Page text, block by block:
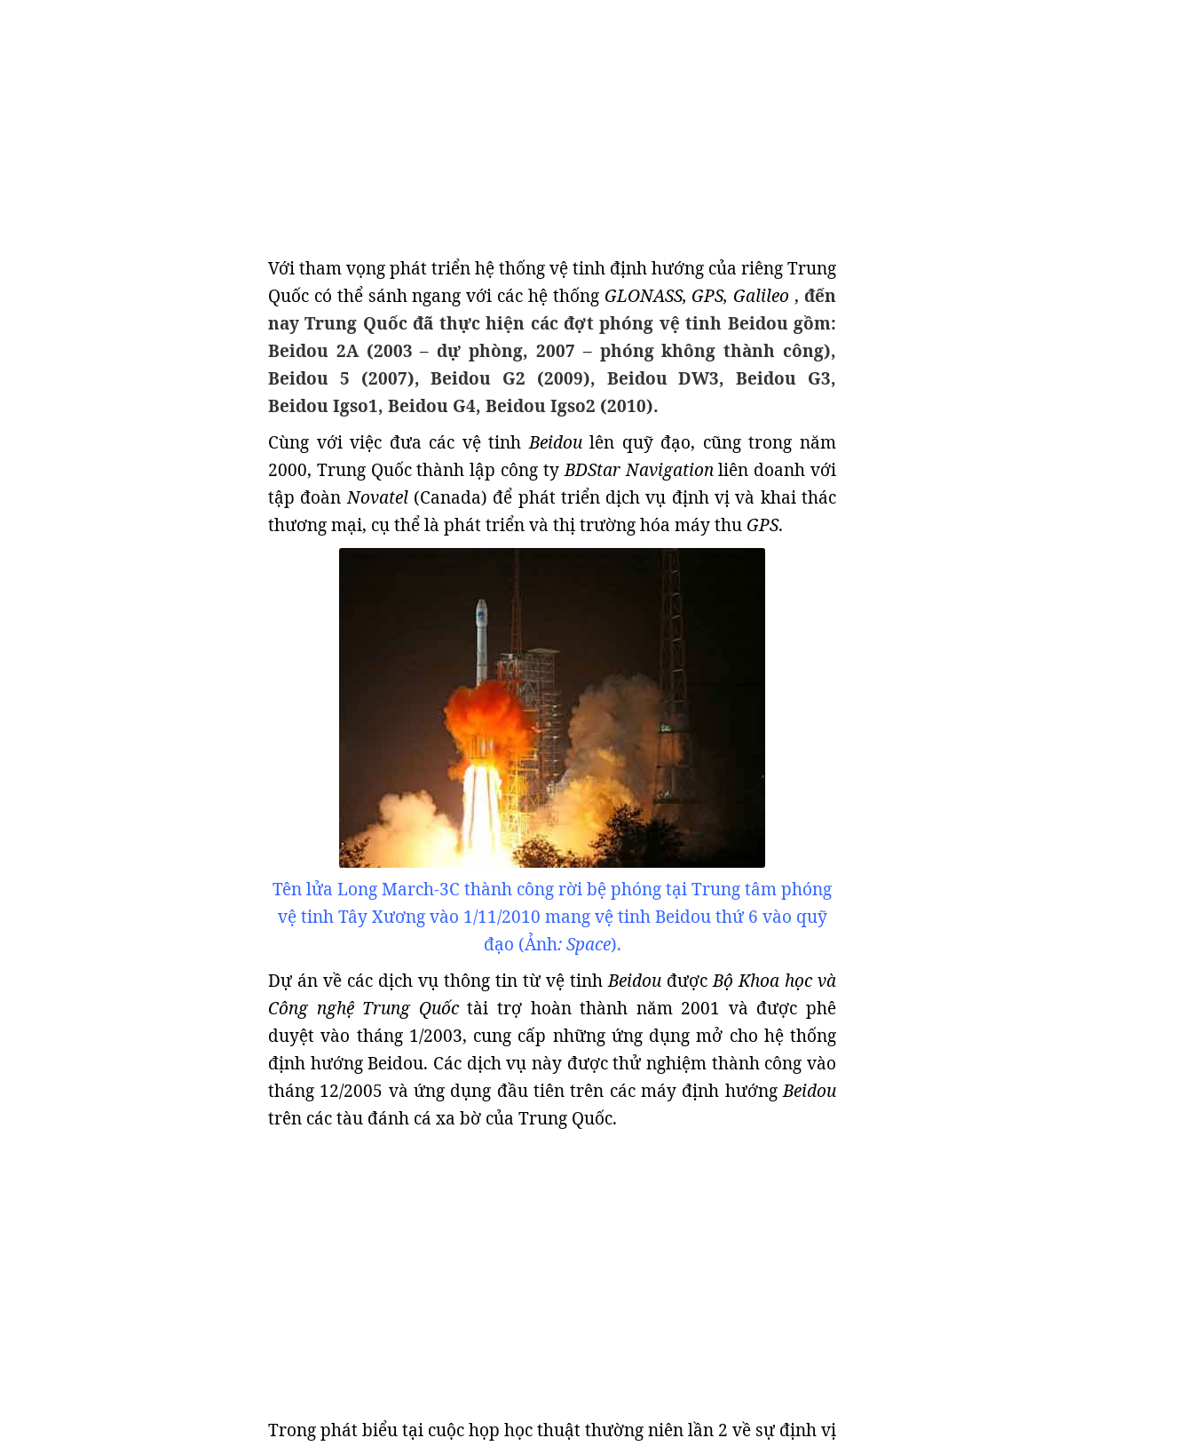
Với tham vọng phát triển hệ thống vệ tinh định hướng của riêng Trung
Quốc có thể sánh ngang với các hệ thống GLONASS, GPS, Galileo ,đến
nay Trung Quốc đã thực hiện các đợt phóng vệ tinh Beidou gồm:
Beidou 2A (2003 – dự phòng, 2007 – phóng không thành công),
Beidou 5 (2007), Beidou G2 (2009), Beidou DW3, Beidou G3,
Beidou Igso1, Beidou G4, Beidou Igso2 (2010).
Cùng với việc đưa các vệ tinhBeidoulên quỹ đạo, cũng trong năm
2000, Trung Quốc thành lập công tyBDStar Navigationliên doanh với
tập đoànNovatel(Canada) để phát triển dịch vụ định vị và khai thác
thương mại, cụ thể là phát triển và thị trường hóa máy thu GPS.
Tên lửa Long March-3C thành công rời bệ phóng tại Trung tâm phóng
vệ tinh Tây Xương vào 1/11/2010 mang vệ tinh Beidou thứ 6 vào quỹ
đạo (Ảnh: Space).
Dự án về các dịch vụ thông tin từ vệ tinhBeidou đượcBộ Khoa học và
Công nghệ Trung Quốctài trợ hoàn thành năm 2001 và được phê
duyệt vào tháng 1/2003, cung cấp những ứng dụng mở cho hệ thống
định hướng Beidou. Các dịch vụ này được thử nghiệm thành công vào
tháng 12/2005 và ứng dụng đầu tiên trên các máy định hướngBeidou
trên các tàu đánh cá xa bờ của Trung Quốc.
Trong phát biểu tại cuộc họp học thuật thường niên lần 2 về sự định vị